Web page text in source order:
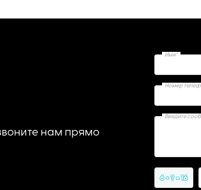
нам прямо
Имя*
Номер
Введите
6 + ? = 16